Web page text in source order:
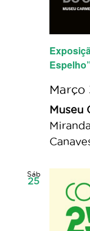
Espelho”
Março
Museu
Sáb
25